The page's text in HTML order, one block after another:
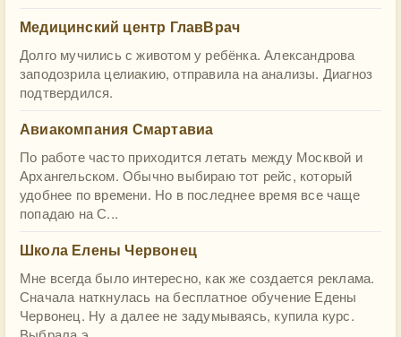
Медицинский центр ГлавВрач
Долго мучились с животом у ребёнка. Александрова
заподозрила целиакию, отправила на анализы. Диагноз
подтвердился.
Авиакомпания Смартавиа
По работе часто приходится летать между Москвой и
Архангельском. Обычно выбираю тот рейс, который
удобнее по времени. Но в последнее время все чаще
попадаю на С...
Школа Елены Червонец
Мне всегда было интересно, как же создается реклама.
Сначала наткнулась на бесплатное обучение Едены
Червонец. Ну а далее не задумываясь, купила курс.